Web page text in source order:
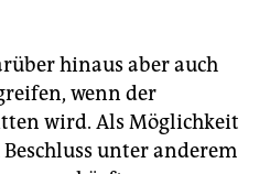
hinaus aber auch
wenn der
wird. Als Möglichkeit
unter anderem